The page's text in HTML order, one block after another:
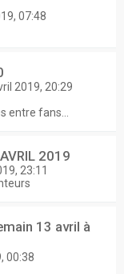
07:48
2019, 20:29
entre fans...
2019
23:11
13 avril à
00:38